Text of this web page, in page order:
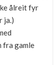
ålreit fyr
ja.)
fra gamle